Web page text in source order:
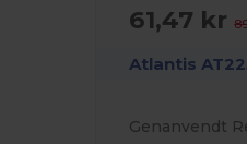
61,47 kr
Atlantis